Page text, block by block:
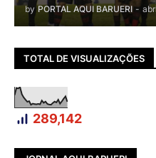
by PORTAL AQUI BARUERI -
TOTAL DE VISUALIZAÇÕES
289,142